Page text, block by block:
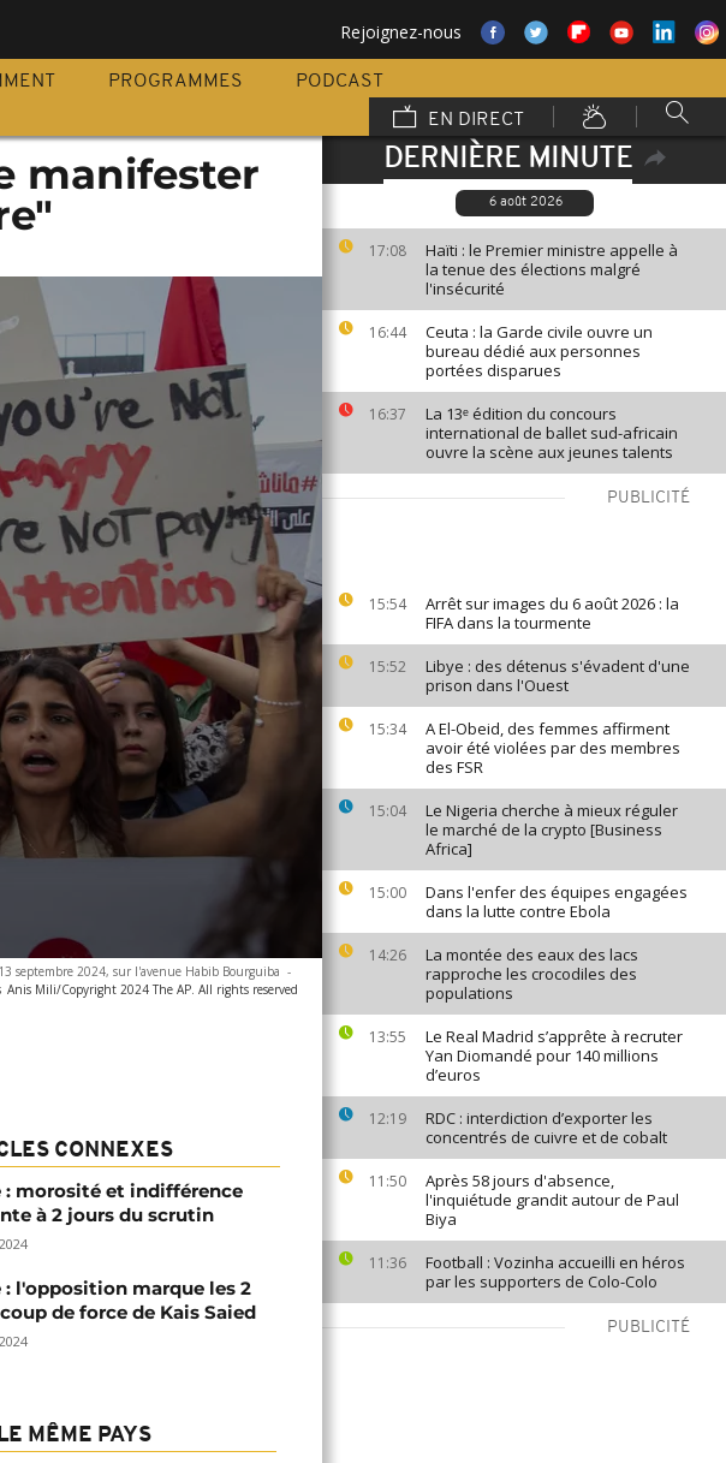
Rejoignez-nous
PROGRAMMES
PODCAST
EN DIRECT
DERNIÈRE MINUTE
6 août 2026
17:08
Haïti : le Premier ministre appelle à
la tenue des élections malgré
l'insécurité
16:44
Ceuta : la Garde civile ouvre un
bureau dédié aux personnes
portées disparues
16:37
La 13ᵉ édition du concours
international de ballet sud-africain
ouvre la scène aux jeunes talents
PUBLICITÉ
15:54
Arrêt sur images du 6 août 2026 : la
FIFA dans la tourmente
15:52
Libye : des détenus s'évadent d'une
prison dans l'Ouest
15:34
A El-Obeid, des femmes affirment
avoir été violées par des membres
des FSR
15:04
Le Nigeria cherche à mieux réguler
le marché de la crypto [Business
Africa]
15:00
Dans l'enfer des équipes engagées
dans la lutte contre Ebola
14:26
La montée des eaux des lacs
rapproche les crocodiles des
populations
13:55
Le Real Madrid s’apprête à recruter
Yan Diomandé pour 140 millions
d’euros
12:19
RDC : interdiction d’exporter les
concentrés de cuivre et de cobalt
11:50
Après 58 jours d'absence,
l'inquiétude grandit autour de Paul
Biya
11:36
Football : Vozinha accueilli en héros
par les supporters de Colo-Colo
PUBLICITÉ
manifester
septembre 2024, sur l'avenue Habib Bourguiba -
Anis Mili/Copyright 2024 The AP. All rights reserved
CONNEXES
: morosité et indifférence
à 2 jours du scrutin
: l'opposition marque les 2
de force de Kais Saied
MÊME PAYS